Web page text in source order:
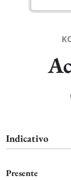
Indicativo
Presente